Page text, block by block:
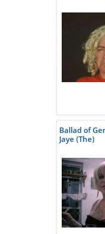
Ballad of
Jaye (The)